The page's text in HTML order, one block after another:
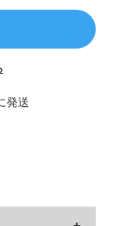
発送